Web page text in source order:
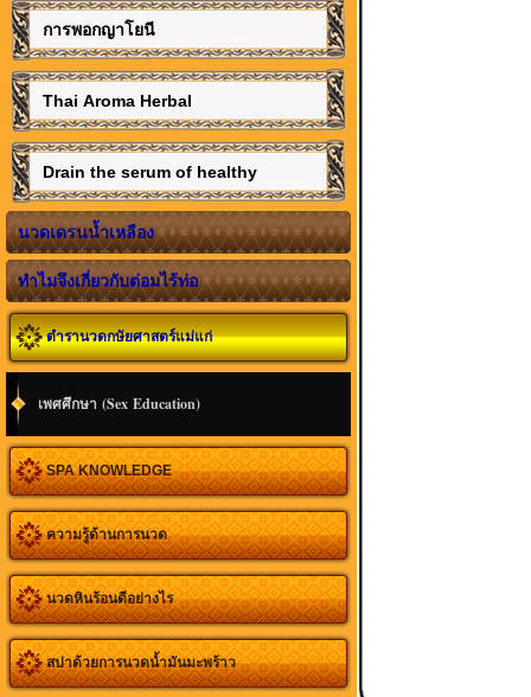
การพอกญาโยนี
Thai Aroma Herbal
Drain the serum of healthy
นวดเดรนน้ำเหลือง
ทำไมจึงเกี่ยวกับต่อมไร้ท่อ
ตำรานวดกษัยศาสตร์แม่แก่
เพศศึกษา (Sex Education)
SPA KNOWLEDGE
ความรู้ด้านการนวด
นวดหินร้อนดีอย่างไร
สปาด้วยการนวดน้ำมันมะพร้าว